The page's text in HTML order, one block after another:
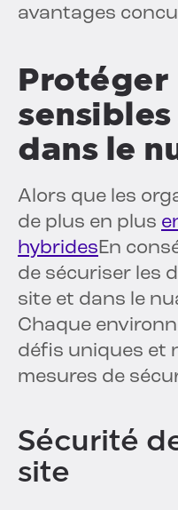
avantages
Protéger
dans le
Alors que les
de plus en plus
hybridesEn
de sécuriser les
site et dans le
Chaque
défis uniques et
mesures de
Sécurité
site